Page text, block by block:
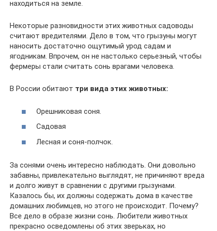
находиться на земле.
Некоторые разновидности этих животных садоводы
считают вредителями. Дело в том, что грызуны могут
наносить достаточно ощутимый урод садам и
ягодникам. Впрочем, он не настолько серьезный, чтобы
фермеры стали считать сонь врагами человека.
В России обитают три вида этих животных:
Орешниковая соня.
Садовая
Лесная и соня-полчок.
За сонями очень интересно наблюдать. Они довольно
забавны, привлекательно выглядят, не причиняют вреда
и долго живут в сравнении с другими грызунами.
Казалось бы, их должны содержать дома в качестве
домашних любимцев, но этого не происходит. Почему?
Все дело в образе жизни сонь. Любители животных
прекрасно осведомлены об этих зверьках, но